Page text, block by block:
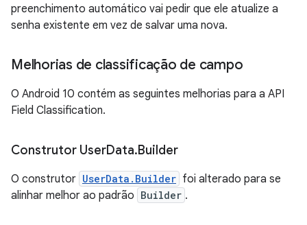
preenchimento automático vai pedir que ele atualize a
senha existente em vez de salvar uma nova.
Melhorias de classificação de campo
O Android 10 contém as seguintes melhorias para a API
Field Classification.
Construtor UserData.Builder
O construtor UserData.Builder foi alterado para se
alinhar melhor ao padrão Builder .